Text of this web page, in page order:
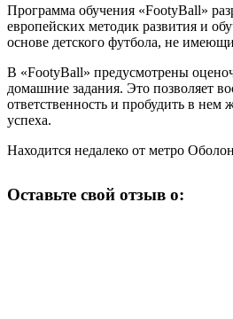
Программа обучения «FootyBall»
европейских методик развития и
основе детского футбола, не
В «FootyBall» предусмотрены
домашние задания. Это позволяет
ответственность и пробудить в нем
успеха.
Находится недалеко от метро
Оставьте свой отзыв о: